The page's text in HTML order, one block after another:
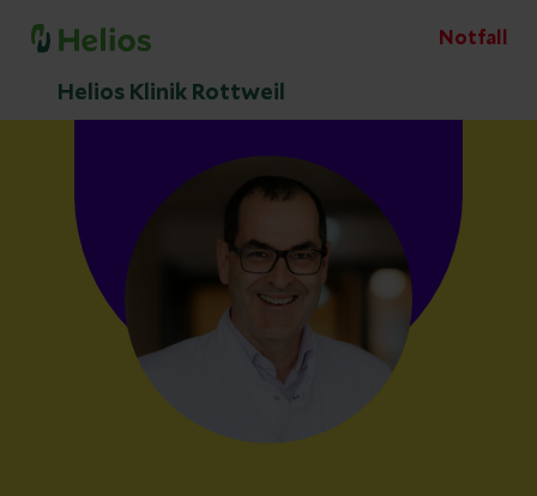
Notfall
Helios Klinik Rottweil